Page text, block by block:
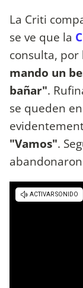
La Criti
se ve que la
consulta, por
mando un
bañar".
se queden
"Vamos".